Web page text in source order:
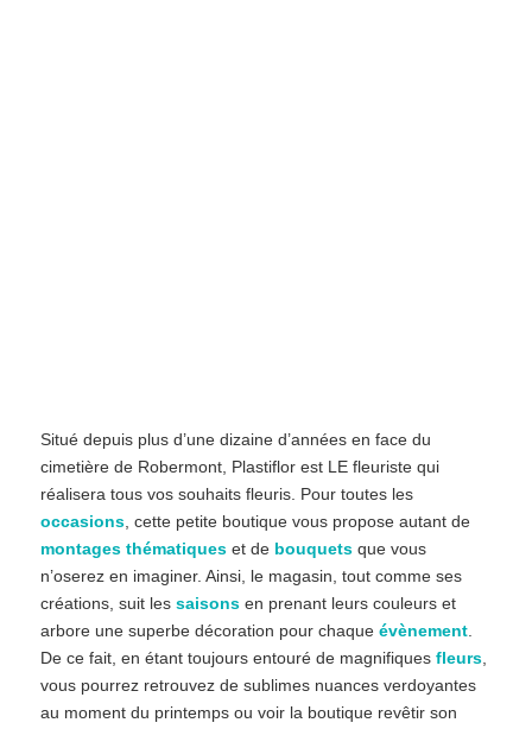
Situé depuis plus d’une dizaine d’années en face du
cimetière de Robermont, Plastiflor est LE fleuriste qui
réalisera tous vos souhaits fleuris. Pour toutes les
occasions, cette petite boutique vous propose autant de
montages thématiqueset de bouquetsque vous
n’oserez en imaginer. Ainsi, le magasin, tout comme ses
créations, suit les saisonsen prenant leurs couleurs et
arbore une superbe décoration pour chaque évènement.
De ce fait, en étant toujours entouré de magnifiques fleurs,
vous pourrez retrouvez de sublimes nuances verdoyantes
au moment du printemps ou voir la boutique revêtir son